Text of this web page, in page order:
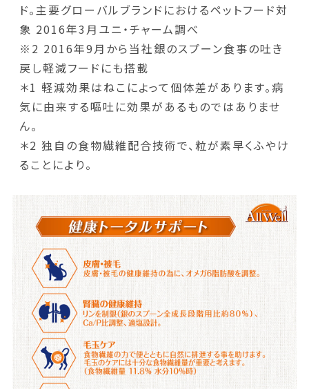
ド。主要グローバルブランドにおけるペットフード対
象 2016年3月ユニ・チャーム調べ
※2 2016年9月から当社銀のスプーン食事の吐き
戻し軽減フードにも搭載
＊1 軽減効果はねこによって個体差があります。病
気に由来する嘔吐に効果があるものではありませ
ん。
＊2 独自の食物繊維配合技術で、粒が素早くふやけ
ることにより。